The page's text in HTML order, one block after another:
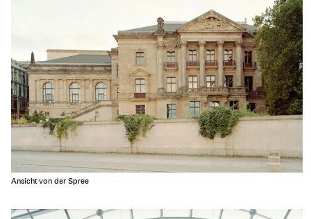
Ansicht von der Spree